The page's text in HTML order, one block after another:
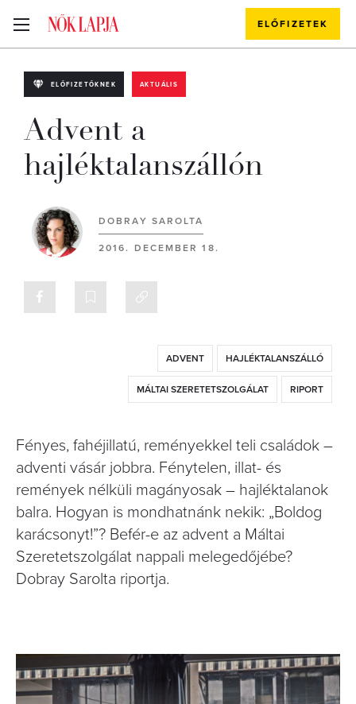
ELŐFIZETEK
ELŐFIZETŐKNEK AKTUÁLIS
Advent a
hajléktalanszállón
DOBRAY SAROLTA
2016. DECEMBER 18.
ADVENT HAJLÉKTALANSZÁLLÓ
MÁLTAI SZERETETSZOLGÁLAT RIPORT
Fényes, fahéjillatú, reményekkel teli családok –
adventi vásár jobbra. Fénytelen, illat- és
remények nélküli magányosak – hajléktalanok
balra. Hogyan is mondhatnánk nekik: „Boldog
karácsonyt!”? Befér-e az advent a Máltai
Szeretetszolgálat nappali melegedőjébe?
Dobray Sarolta riportja.